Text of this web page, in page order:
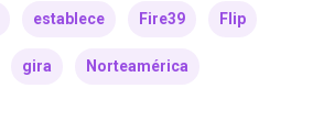
establece Fire39 Flip
gira Norteamérica